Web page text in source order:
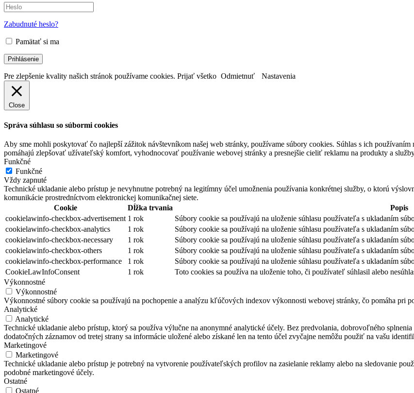
Zabudnuté heslo?
Pamätať si ma
Pre zlepšenie kvality našich stránok používame cookies. Prijať všetko Odmietnuť Nastavenia
Close
Správa súhlasu so súbormi cookies
Aby sme mohli poskytovať čo najlepší zážitok návštevníkom našej web stránky, používame súbory cookies. Súhlas s ich
pomáhajú zlepšovať užívateľský komfort, vyhodnocovať používanie webovej stránky a presnejšie cieliť reklamu na produkty a
Funkčné
Funkčné
Vždy zapnuté
Technické ukladanie alebo prístup je nevyhnutne potrebný na legitímny účel umožnenia používania konkrétnej služby, o ktorú
komunikácie prostredníctvom elektronickej komunikačnej siete.
Cookie
Dĺžka trvania
Popis
cookielawinfo-checkbox-advertisement 1 rok
Súbory cookie sa používajú na uloženie súhlasu používateľa s ukladaním
cookielawinfo-checkbox-analytics
1 rok
Súbory cookie sa používajú na uloženie súhlasu používateľa s ukladaním
cookielawinfo-checkbox-necessary
1 rok
Súbory cookie sa používajú na uloženie súhlasu používateľa s ukladaním
cookielawinfo-checkbox-others
1 rok
Súbory cookie sa používajú na uloženie súhlasu používateľa s ukladaním
cookielawinfo-checkbox-performance
1 rok
Súbory cookie sa používajú na uloženie súhlasu používateľa s ukladaním
CookieLawInfoConsent
1 rok
Toto cookies sa používa na uloženie toho, či používateľ súhlasil alebo
Výkonnostné
Výkonnostné
Výkonnostné súbory cookie sa používajú na pochopenie a analýzu kľúčových indexov výkonnosti webovej stránky, čo pomáha pri
Analytické
Analytické
Technické ukladanie alebo prístup, ktorý sa používa výlučne na anonymné analytické účely. Bez predvolania, dobrovoľného
dodatočných záznamov od tretej strany sa informácie uložené alebo získané len na tento účel zvyčajne nemôžu použiť na vašu
Marketingové
Marketingové
Technické ukladanie alebo prístup je potrebný na vytvorenie používateľských profilov na zasielanie reklamy alebo na sledovanie
podobné marketingové účely.
Ostatné
Ostatné